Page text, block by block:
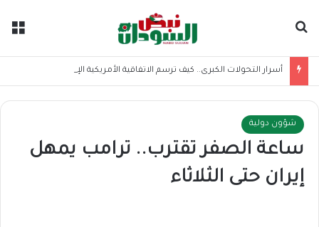
شؤون دولية
ساعة الصفر تقترب.. ترامب يمهل
إيران حتى الثلاثاء